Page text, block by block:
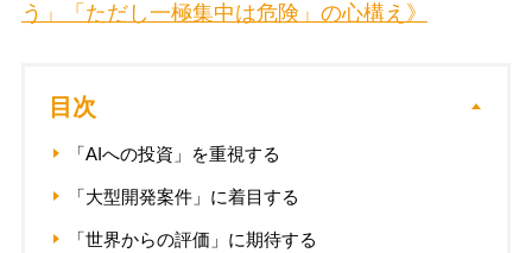
う」「ただし一極集中は危険」の心構え》
目次
「AIへの投資」を重視する
「大型開発案件」に着目する
「世界からの評価」に期待する